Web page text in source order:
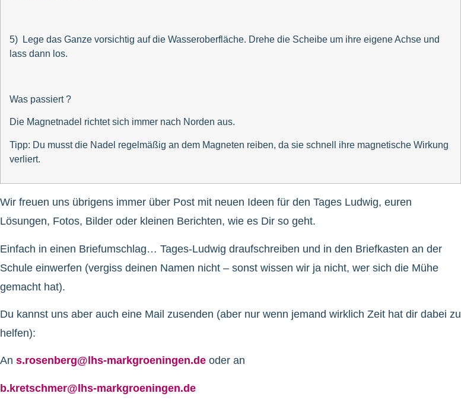
5) Lege das Ganze vorsichtig auf die Wasseroberfläche. Drehe die Scheibe um ihre eigene Achse und
lass dann los.
Was passiert ?
Die Magnetnadel richtet sich immer nach Norden aus.
Tipp: Du musst die Nadel regelmäßig an dem Magneten reiben, da sie schnell ihre magnetische Wirkung
verliert.
Wir freuen uns übrigens immer über Post mit neuen Ideen für den Tages Ludwig, euren
Lösungen, Fotos, Bilder oder kleinen Berichten, wie es Dir so geht.
Einfach in einen Briefumschlag… Tages-Ludwig draufschreiben und in den Briefkasten an der
Schule einwerfen (vergiss deinen Namen nicht – sonst wissen wir ja nicht, wer sich die Mühe
gemacht hat).
Du kannst uns aber auch eine Mail zusenden (aber nur wenn jemand wirklich Zeit hat dir dabei zu
helfen):
An s.rosenberg@lhs-markgroeningen.de oder an
b.kretschmer@lhs-markgroeningen.de